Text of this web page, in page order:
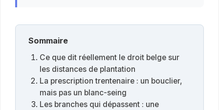
Sommaire
Ce que dit réellement le droit belge sur
les distances de plantation
La prescription trentenaire : un bouclier,
mais pas un blanc-seing
Les branches qui dépassent : une